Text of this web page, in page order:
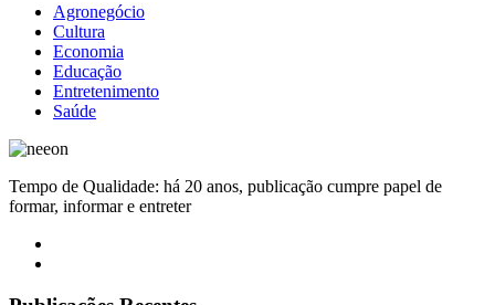
Agronegócio
Cultura
Economia
Educação
Entretenimento
Saúde
Tempo de Qualidade: há 20 anos, publicação cumpre papel de
formar, informar e entreter